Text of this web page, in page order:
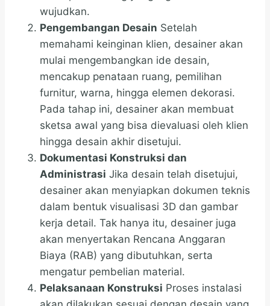
wujudkan.
Pengembangan Desain Setelah
memahami keinginan klien, desainer akan
mulai mengembangkan ide desain,
mencakup penataan ruang, pemilihan
furnitur, warna, hingga elemen dekorasi.
Pada tahap ini, desainer akan membuat
sketsa awal yang bisa dievaluasi oleh klien
hingga desain akhir disetujui.
Dokumentasi Konstruksi dan
Administrasi Jika desain telah disetujui,
desainer akan menyiapkan dokumen teknis
dalam bentuk visualisasi 3D dan gambar
kerja detail. Tak hanya itu, desainer juga
akan menyertakan Rencana Anggaran
Biaya (RAB) yang dibutuhkan, serta
mengatur pembelian material.
Pelaksanaan Konstruksi Proses instalasi